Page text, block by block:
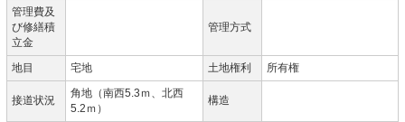
管理費及
び修繕積
立金
管理方式
地目 宅地 土地権利 所有権
接道状況
角地（南西5.3ｍ、北西
5.2ｍ）
構造